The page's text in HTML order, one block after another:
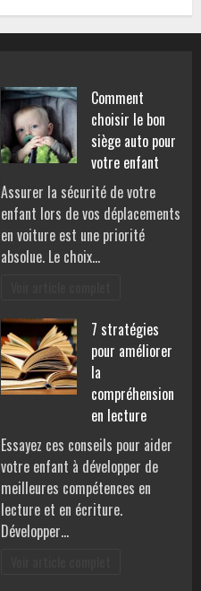
Comment
choisir le bon
siège auto pour
votre enfant
Assurer la sécurité de votre
enfant lors de vos déplacements
en voiture est une priorité
absolue. Le choix…
7 stratégies
pour améliorer
la
compréhension
en lecture
Essayez ces conseils pour aider
votre enfant à développer de
meilleures compétences en
lecture et en écriture.
Développer…